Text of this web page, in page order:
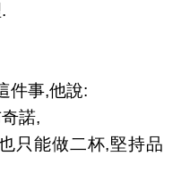
件事,他說:
諾,
只能做二杯,堅持品